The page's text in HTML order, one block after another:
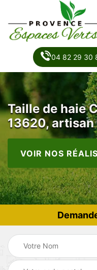
04 82 29 30
Taille de haie
13620,
VOIR NOS